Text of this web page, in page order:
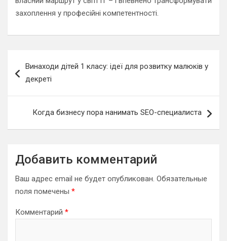
захоплення у професійні компетентності.
по
Винаходи дітей 1 класу: ідеї для розвитку малюків у
декреті
Когда бизнесу пора нанимать SEO-специалиста
Добавить комментарий
Ваш адрес email не будет опубликован. Обязательные
поля помечены *
Комментарий *